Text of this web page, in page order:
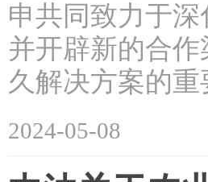
申共同致力于
并开辟新的合
久解决方案的
2024-05-08